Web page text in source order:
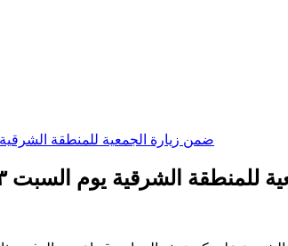
يوم السبت ٣ فبراير تم زيارة القرية الشعبية